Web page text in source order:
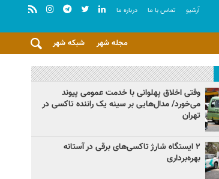
آرشيو تماس با ما درباره ما
شبکه شهر مجله شهر
وقتی اخلاق پهلوانی با خدمت عمومی پیوند
می‌خورد/ مدال‌هایی بر سینه یک راننده تاکسی در
تهران
۲ ایستگاه شارژ تاکسی‌های برقی در آستانه
بهره‌برداری